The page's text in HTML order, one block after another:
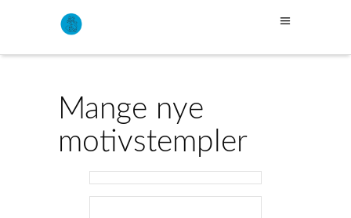
Mange nye
motivstempler